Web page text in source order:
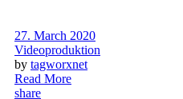
27. March 2020
Videoproduktion
by tagworxnet
Read More
share